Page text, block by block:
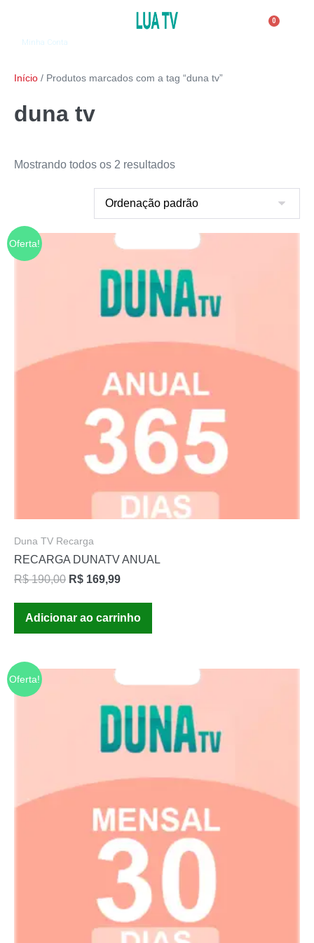
Minha Conta
0
Início / Produtos marcados com a tag “duna tv”
duna tv
Mostrando todos os 2 resultados
Oferta!
Duna TV Recarga
RECARGA DUNATV ANUAL
R$190,00 R$ 169,99
Adicionar ao carrinho
Oferta!